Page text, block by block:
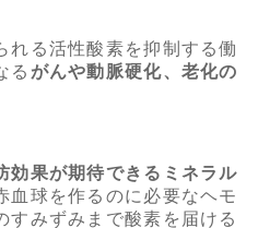
れる活性酸素を抑制する働
る がんや動脈硬化、老化の
効果が期待できるミネラル
血球を作るのに必要なヘモ
すみずみまで酸素を届ける